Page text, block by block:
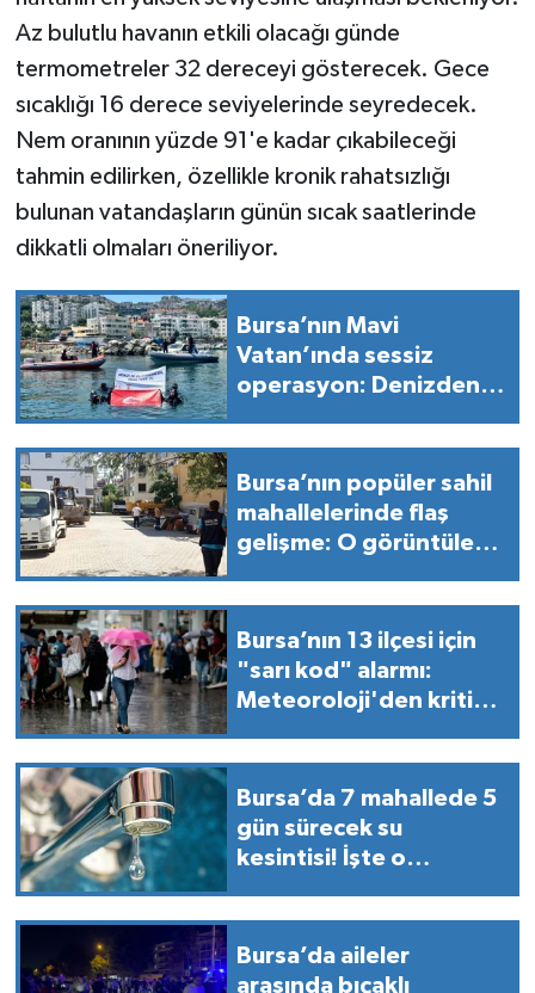
Az bulutlu havanın etkili olacağı günde
termometreler 32 dereceyi gösterecek. Gece
sıcaklığı 16 derece seviyelerinde seyredecek.
Nem oranının yüzde 91'e kadar çıkabileceği
tahmin edilirken, özellikle kronik rahatsızlığı
bulunan vatandaşların günün sıcak saatlerinde
dikkatli olmaları öneriliyor.
Bursa’nın Mavi
Vatan’ında sessiz
operasyon: Denizden
Bursa’nın popüler sahil
mahallelerinde flaş
gelişme: O görüntüler
Bursa’nın 13 ilçesi için
"sarı kod" alarmı:
Meteoroloji'den kritik
Bursa’da 7 mahallede 5
gün sürecek su
kesintisi! İşte o
Bursa’da aileler
arasında bıçaklı